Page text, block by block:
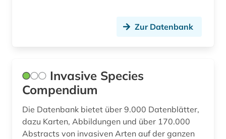
Zur Datenbank
Invasive Species
Compendium
Die Datenbank bietet über 9.000 Datenblätter,
dazu Karten, Abbildungen und über 170.000
Abstracts von invasiven Arten auf der ganzen